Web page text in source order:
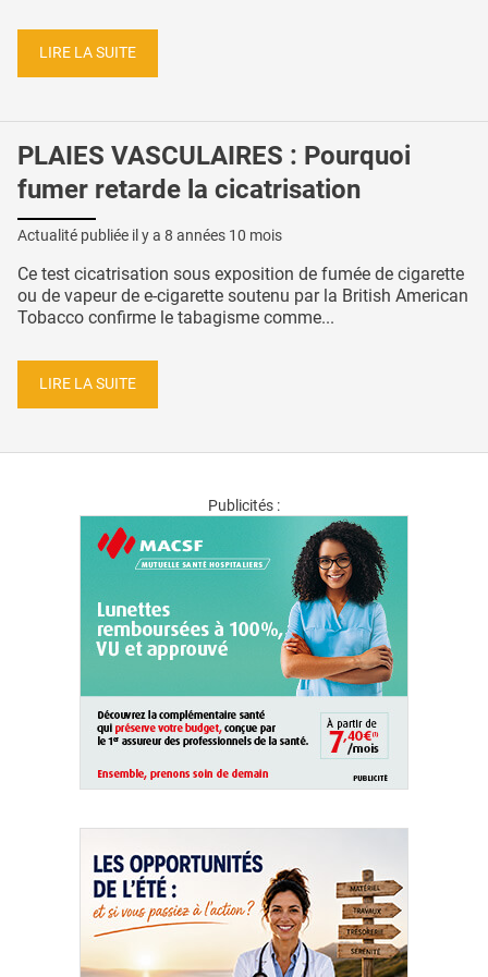
LIRE LA SUITE
PLAIES VASCULAIRES : Pourquoi
fumer retarde la cicatrisation
Actualité publiée il y a 8 années 10 mois
Ce test cicatrisation sous exposition de fumée de cigarette
ou de vapeur de e-cigarette soutenu par la British American
Tobacco confirme le tabagisme comme...
LIRE LA SUITE
Publicités :